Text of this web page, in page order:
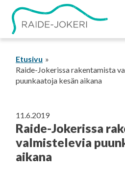
Siirry
sisältöön
Etusivu
Raide-Jokerissa rakentamista
puunkaatoja kesän aikana
11.6.2019
Raide-Jokerissa
valmistelevia
aikana